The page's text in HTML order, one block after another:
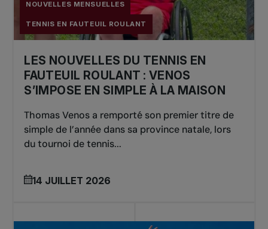
NOUVELLES MENSUELLES
TENNIS EN FAUTEUIL ROULANT
LES NOUVELLES DU TENNIS EN
FAUTEUIL ROULANT : VENOS
S’IMPOSE EN SIMPLE À LA MAISON
Thomas Venos a remporté son premier titre de
simple de l’année dans sa province natale, lors
du tournoi de tennis...
14 JUILLET 2026